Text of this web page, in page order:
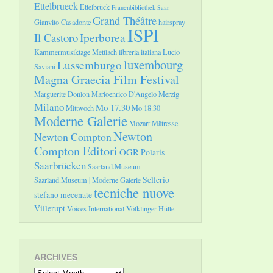
EttelbrueckEttelbrück Frauenbibliothek Saar
Gianvito CasadonteGrand Théâtrehairspray
Il CastoroIperboreaISPI
Kammermusiktage Mettlachlibreria italianaLucio
SavianiLussemburgoluxembourg
Magna Graecia Film Festival
Marguerite DonlonMarioenrico D'AngeloMerzig
MilanoMittwochMo 17.30Mo 18.30
Moderne GalerieMozartMätresse
Newton ComptonNewton
Compton Editori OGRPolaris
SaarbrückenSaarland.Museum
Saarland.Museum | Moderne GalerieSellerio
stefano mecenatetecniche nuove
VilleruptVoices InternationalVölklinger Hütte
ARCHIVES